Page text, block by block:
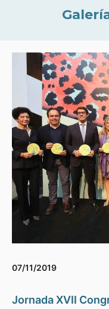
07/11/2019
Jornada XVII